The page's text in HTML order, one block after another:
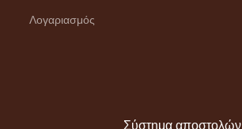
Λογαριασμός
Σύστημα αποστολών